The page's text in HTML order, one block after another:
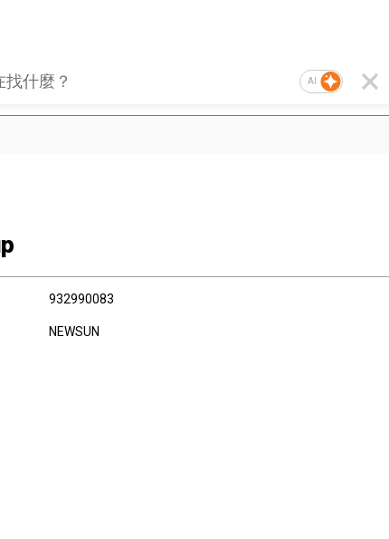
AI
932990083
NEWSUN